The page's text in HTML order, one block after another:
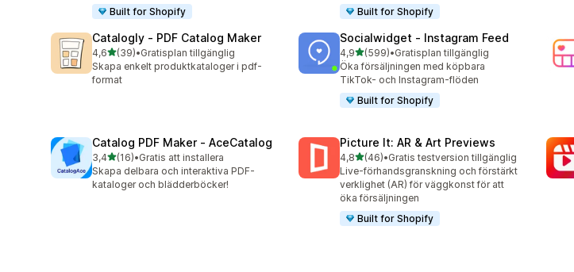
Built for Shopify
Built for Shopify
Catalogly ‑ PDF Catalog Maker
4,6av 5 stjärnor
(39)
39 recensioner totalt
•Gratisplan tillgänglig
Skapa enkelt produktkataloger i pdf-
format
Socialwidget ‑ Instagram Feed
4,9av 5 stjärnor
(599)
599 recensioner totalt
•Gratisplan tillgänglig
Öka försäljningen med köpbara
TikTok- och Instagram-flöden
Built for Shopify
Catalog PDF Maker ‑ AceCatalog
3,4av 5 stjärnor
(16)
16 recensioner totalt
•Gratis att installera
Skapa delbara och interaktiva PDF-
kataloger och blädderböcker!
Picture It: AR & Art Previews
4,8av 5 stjärnor
(46)
46 recensioner totalt
•Gratis testversion tillgänglig
Live-förhandsgranskning och förstärkt
verklighet (AR) för väggkonst för att
öka försäljningen
Built for Shopify